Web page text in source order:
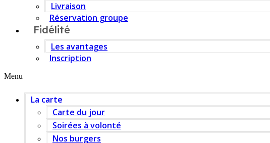
Livraison
Réservation groupe
Fidélité
Les avantages
Inscription
Menu
La carte
Carte du jour
Soirées à volonté
Nos burgers